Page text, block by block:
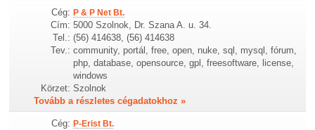
Cég: P & P Net Bt.
Cím: 5000 Szolnok, Dr. Szana A. u. 34.
Tel.: (56) 414638, (56) 414638
Tev.: community, portál, free, open, nuke, sql, mysql, fórum,
php, database, opensource, gpl, freesoftware, license,
windows
Körzet: Szolnok
Tovább a részletes cégadatokhoz »
Cég: P-Erist Bt.